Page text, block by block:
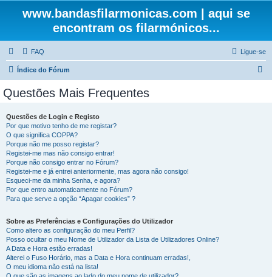
www.bandasfilarmonicas.com | aqui se
encontram os filarmónicos...
FAQ Ligue-se
Índice do Fórum
Questões Mais Frequentes
Questões de Login e Registo
Por que motivo tenho de me registar?
O que significa COPPA?
Porque não me posso registar?
Registei-me mas não consigo entrar!
Porque não consigo entrar no Fórum?
Registei-me e já entrei anteriormente, mas agora não consigo!
Esqueci-me da minha Senha, e agora?
Por que entro automaticamente no Fórum?
Para que serve a opção “Apagar cookies” ?
Sobre as Preferências e Configurações do Utilizador
Como altero as configuração do meu Perfil?
Posso ocultar o meu Nome de Utilizador da Lista de Utilizadores Online?
A Data e Hora estão erradas!
Alterei o Fuso Horário, mas a Data e Hora continuam erradas!,
O meu idioma não está na lista!